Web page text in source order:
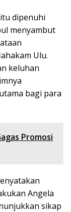
dipenuhi
menyambut
Ulu.
keluhan
bagi para
Promosi
Angela
sikap